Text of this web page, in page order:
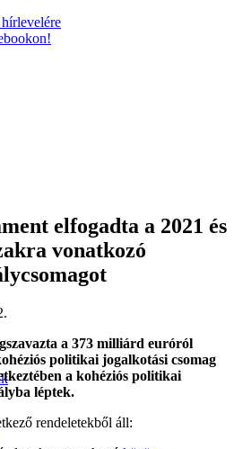
elfogadta a 2021 és
vonatkozó
a 373 milliárd euróról
politikai jogalkotási csomag
a kohéziós politikai
léptek.
rendeletekből áll: